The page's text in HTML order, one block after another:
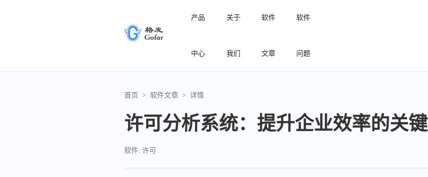
产品
中心
许可分析
实现专业软件许可精细化管理
关于
我们
软件
文章
软件
问题
首页 > 软件文章 > 详情
许可分析系统：提升企业效率的关键
软件: 许可